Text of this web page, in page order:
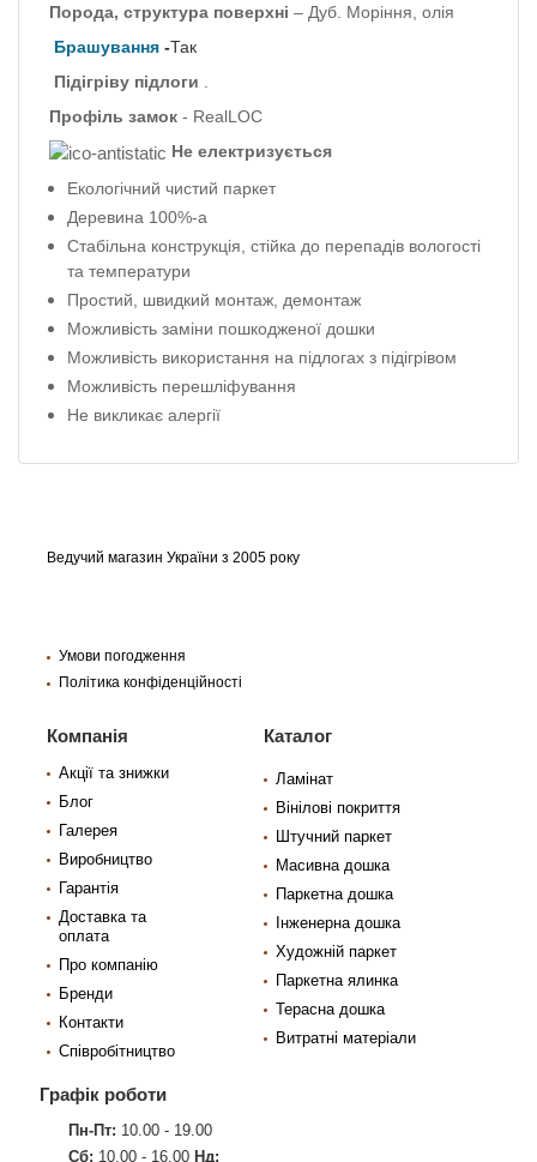
Порода, структура поверхні – Дуб. Моріння, олія
Брашування -Так
Підігріву підлоги
Профіль замок - RealLOC
Не електризується
Екологічний чистий паркет
Деревина 100%-а
Стабільна конструкція, стійка до перепадів вологості
та температури
Простий, швидкий монтаж, демонтаж
Можливість заміни пошкодженої дошки
Можливість використання на підлогах з підігрівом
Можливість перешліфування
Не викликає алергії
Ведучий магазин України з 2005 року
Умови погодження
Політика конфіденційності
Компанія
Акції та знижки
Блог
Галерея
Виробництво
Гарантія
Доставка та
оплата
Про компанію
Бренди
Контакти
Співробітництво
Каталог
Ламінат
Вінілові покриття
Штучний паркет
Масивна дошка
Паркетна дошка
Інженерна дошка
Художній паркет
Паркетна ялинка
Терасна дошка
Витратні матеріали
Графік роботи
Пн-Пт: 10.00 - 19.00
Сб: 10.00 - 16.00 Нд: